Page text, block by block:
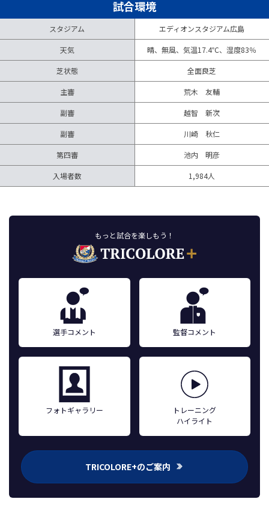
試合環境
スタジアム エディオンスタジアム広島
天気 晴、無風、気温17.4℃、湿度83％
芝状態 全面良芝
主審 荒木 友輔
副審 越智 新次
副審 川崎 秋仁
第四審 池内 明彦
入場者数 1,984人
もっと試合を楽しもう！
選手コメント 監督コメント
フォトギャラリー
トレーニング
ハイライト
TRICOLORE+のご案内